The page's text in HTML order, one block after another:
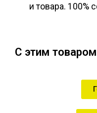
и товара. 100%
С этим